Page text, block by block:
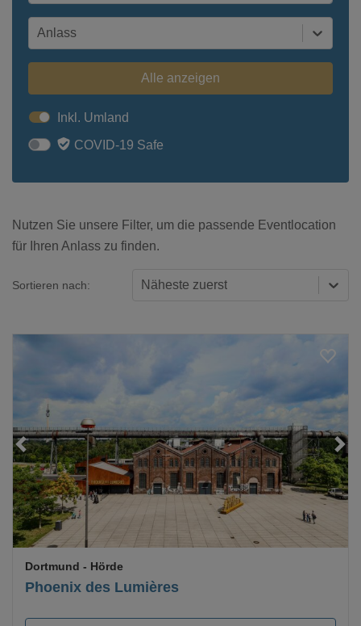
Anlass
Alle anzeigen
Inkl. Umland
COVID-19 Safe
Nutzen Sie unsere Filter, um die passende Eventlocation
für Ihren Anlass zu finden.
Sortieren nach: Näheste zuerst
Loading...
Phoenix des Lumières
Dortmund - Hörde